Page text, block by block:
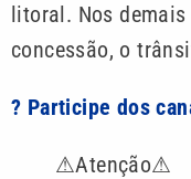
litoral. Nos
concessão, o
? Participe dos
⚠Atenção⚠